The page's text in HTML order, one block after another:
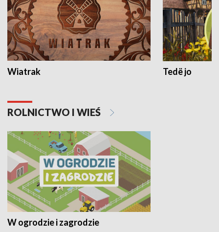
Wiatrak Tedë jo
ROLNICTWO I WIEŚ
W ogrodzie i zagrodzie